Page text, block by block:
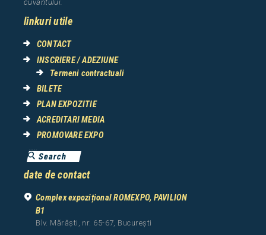
cuvântului.
linkuri utile
CONTACT
INSCRIERE / ADEZIUNE
Termeni contractuali
BILETE
PLAN EXPOZITIE
ACREDITARI MEDIA
PROMOVARE EXPO
date de contact
Complex expozițional ROMEXPO, PAVILION
B1
Blv. Mărăști, nr. 65-67, București